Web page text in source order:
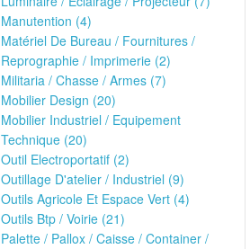
Manutention (4)
Matériel De Bureau / Fournitures /
Reprographie / Imprimerie (2)
Militaria / Chasse / Armes (7)
Mobilier Design (20)
Mobilier Industriel / Equipement
Technique (20)
Outil Electroportatif (2)
Outillage D'atelier / Industriel (9)
Outils Agricole Et Espace Vert (4)
Outils Btp / Voirie (21)
Palette / Pallox / Caisse / Container /